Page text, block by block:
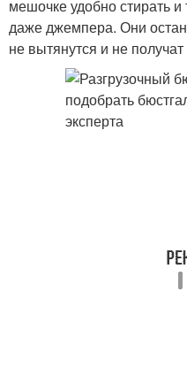
мешочке удобно стирать
даже джемпера. Они
не вытянутся и не получат